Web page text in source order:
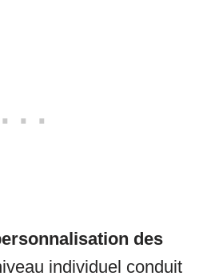
des
individuel conduit